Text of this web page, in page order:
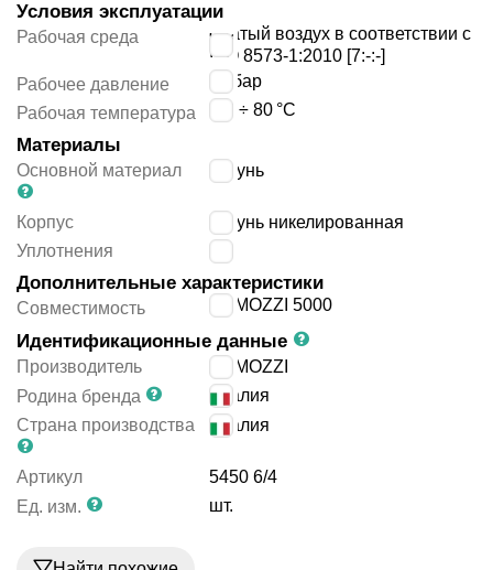
Условия эксплуатации
Рабочая среда
сжатый воздух в соответствии с
ISO 8573-1:2010 [7:-:-]
Рабочее давление
бар
Рабочая температура
-20 ÷ 80 °C
Материалы
Основной материал латунь
Корпус
латунь никелированная
Уплотнения
Дополнительные характеристики
Совместимость CAMOZZI 5000
Идентификационные данные
Производитель
CAMOZZI
Родина бренда
Италия
Страна производства
Италия
Артикул
5450 6/4
Ед. изм.
шт.